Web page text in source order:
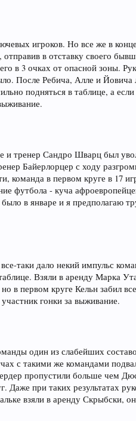
игроков. Но все же в
в отставку своего
в 3 очках от опасной зоны.
После Ребича, Алле и Йовича
подняться в таблице, а
и тренер Сандро Шварц был
Байерлорцер с ходу
команда в первом круге в 17
футбола - куча
в январе и я предполагаю
таки дало некий импульс
Взяли в аренду Марка
в первом круге Кельн забил
гонки за выживание.
один из слабейших
с такими же командами
пропустили больше чем
Даже при таких результатах
взяли в аренду Скрыбски,